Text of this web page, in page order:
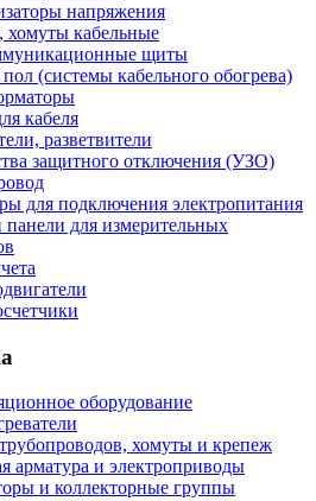
напряжения
хомуты кабельные
щиты
(системы кабельного обогрева)
кабеля
разветвители
защитного отключения (УЗО)
для подключения электропитания
для измерительных
оборудование
хомуты и крепеж
арматура и электроприводы
и коллекторные группы